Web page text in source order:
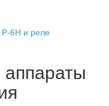
6Н и реле
аппараты